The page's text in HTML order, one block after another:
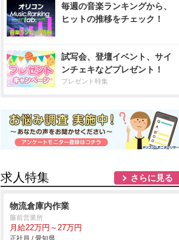
毎週の音楽ランキングから、
ヒットの推移をチェック！
試写会、登壇イベント、サイ
ンチェキなどプレゼント！
プレゼント特集
求人特集 さらに見る
物流倉庫内作業
藤前営業所
月給22万円～27万円
正社員 / 愛知県